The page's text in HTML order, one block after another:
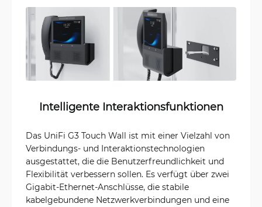
Intelligente Interaktionsfunktionen
Das UniFi G3 Touch Wall ist mit einer Vielzahl von
Verbindungs- und Interaktionstechnologien
ausgestattet, die die Benutzerfreundlichkeit und
Flexibilität verbessern sollen. Es verfügt über zwei
Gigabit-Ethernet-Anschlüsse, die stabile
kabelgebundene Netzwerkverbindungen und eine